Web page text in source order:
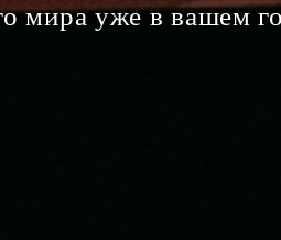
мира уже в вашем